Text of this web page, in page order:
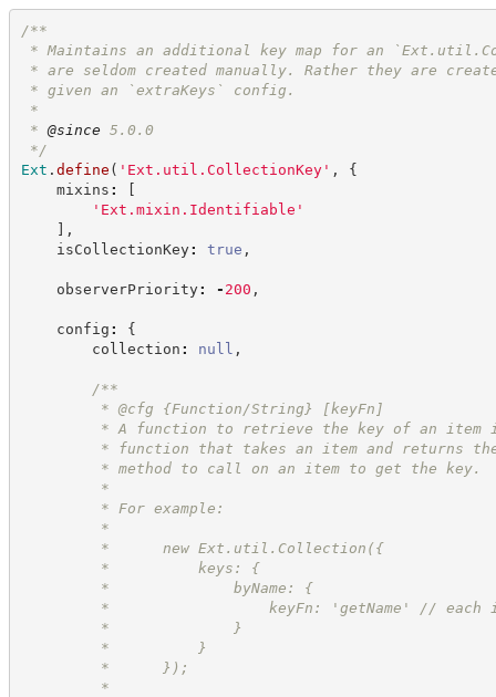
/**
* Maintains an additional key map for an
* are seldom created manually. Rather they are
* given an `extraKeys` config.
*
* @since 5.0.0
*/
Ext . define ( ' Ext.util.CollectionKey' ,
{
mixins :
[
' Ext.mixin.Identifiable '
] ,
isCollectionKey: true ,
observerPriority: - 200 ,
config :
{
collection : null ,
/**
* @cfg {Function/String} [keyFn]
* A function to retrieve the key of an item in
* function that takes an item and returns the
* method to call on an item to get the key.
*
* For example:
*
*      new Ext.util.Collection({
*          keys: {
*              byName: {
*                  keyFn: 'getName' // each
*              }
*          }
*      });
*